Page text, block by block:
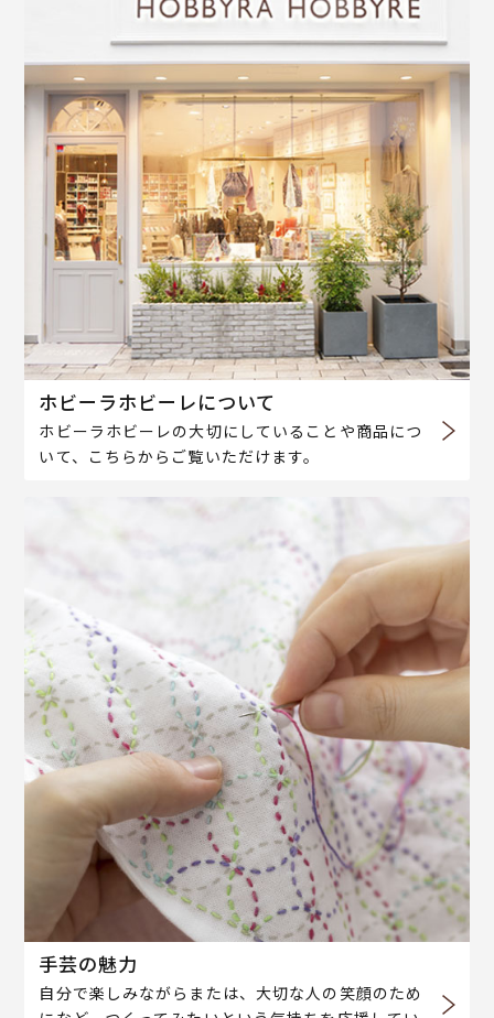
ホビーラホビーレについて
ホビーラホビーレの大切にしていることや商品につ
いて、こちらからご覧いただけます。
手芸の魅力
自分で楽しみながらまたは、大切な人の笑顔のため